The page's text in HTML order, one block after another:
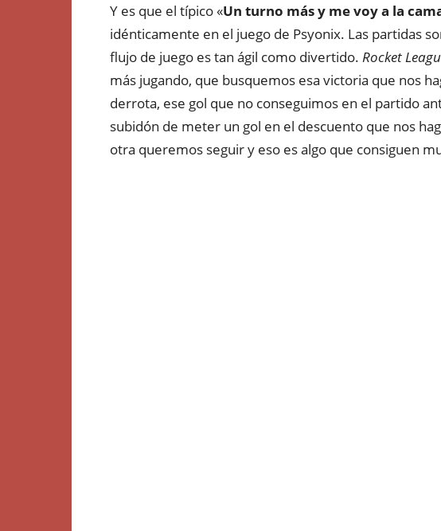
Y es que el típico «Un turno más y me voy a la
idénticamente en el juego de Psyonix. Las partidas
flujo de juego es tan ágil como divertido. Rocket
más jugando, que busquemos esa victoria que nos
derrota, ese gol que no conseguimos en el partido
subidón de meter un gol en el descuento que nos
otra queremos seguir y eso es algo que consiguen